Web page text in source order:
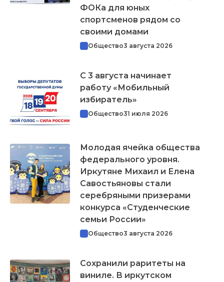
ФОКа для юных
спортсменов рядом со
своими домами
Общество3 августа 2026
С 3 августа начинает
работу «Мобильный
избиратель»
Общество31 июля 2026
Молодая ячейка общества
федерального уровня.
Иркутяне Михаил и Елена
Савостьяновы стали
серебряными призерами
конкурса «Студенческие
семьи России»
Общество3 августа 2026
Сохранили раритеты на
виниле. В иркутском